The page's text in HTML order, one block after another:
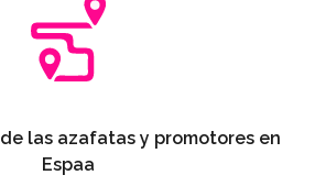
las azafatas y promotores en
Espaa